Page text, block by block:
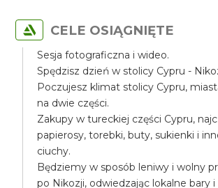
CELE OSIĄGNIĘTE
Sesja fotograficzna i wideo.
Spędzisz dzień w stolicy Cypru -
Poczujesz klimat stolicy Cypru,
na dwie części.
Zakupy w tureckiej części Cypru,
papierosy, torebki, buty, sukienki i
ciuchy.
Będziemy w sposób leniwy i wolny
po Nikozji, odwiedzając lokalne bary